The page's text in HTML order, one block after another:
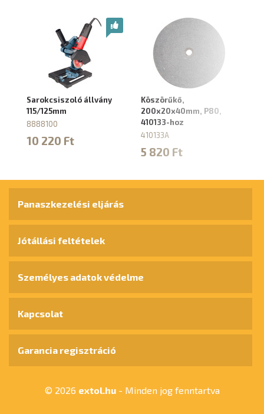
Sarokcsiszoló állvány
115/125mm
8888100
10 220 Ft
Köszörűkő,
200x20x40mm, P80,
410133-hoz
410133A
5 820 Ft
© 2026 extol.hu- Minden jog fenntartva
Panaszkezelési eljárás
Jótállási feltételek
Személyes adatok védelme
Kapcsolat
Garancia regisztráció